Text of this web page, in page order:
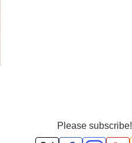
Please subscribe!